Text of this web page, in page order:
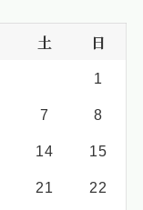
土 日
1
7 8
14 15
21 22